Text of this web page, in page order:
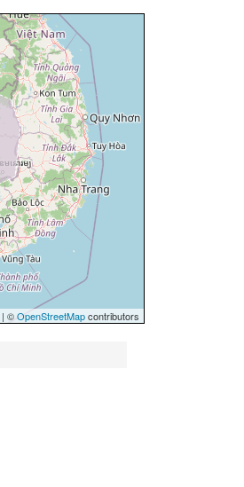
| ©OpenStreetMapcontributors